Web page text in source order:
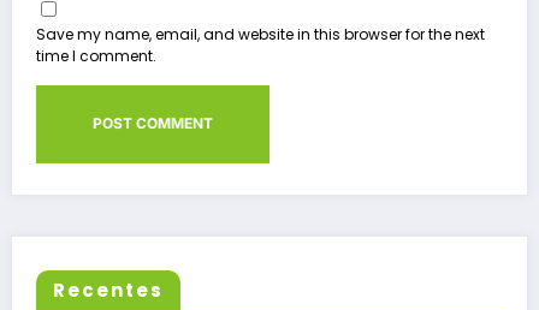
Save my name, email, and website in this browser for the next
time I comment.
Recentes